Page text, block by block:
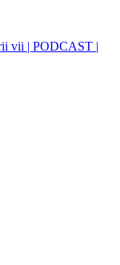
vii | PODCAST |